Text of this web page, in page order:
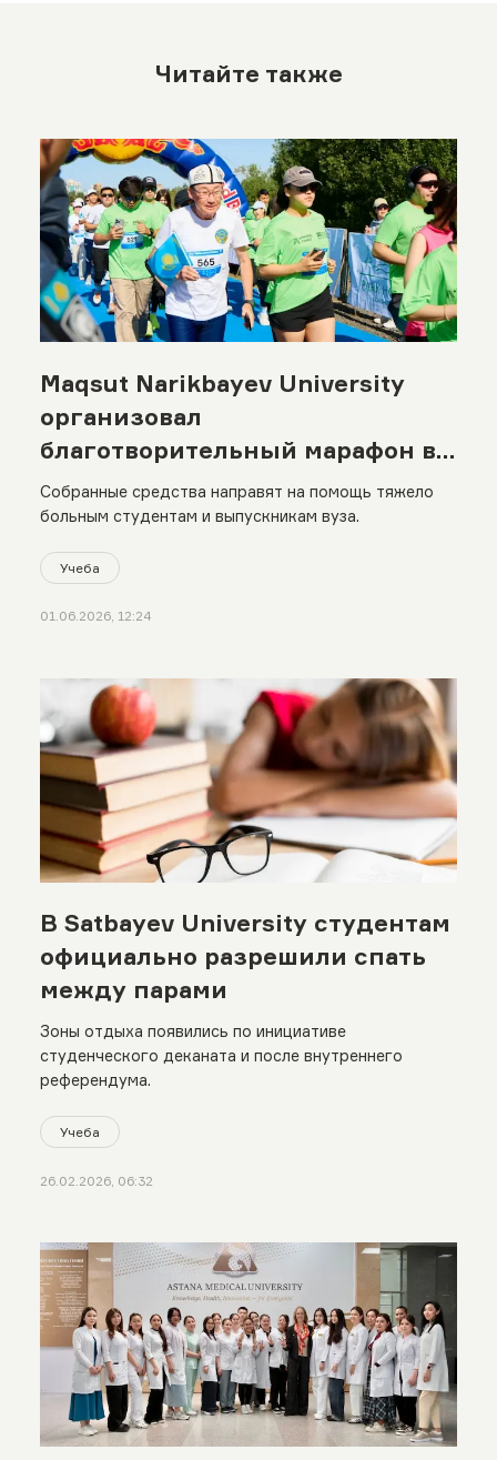
Читайте также
Maqsut Narikbayev University
организовал
благотворительный марафон в
Астане
Собранные средства направят на помощь тяжело
больным студентам и выпускникам вуза.
Учеба
01.06.2026, 12:24
В Satbayev University студентам
официально разрешили спать
между парами
Зоны отдыха появились по инициативе
студенческого деканата и после внутреннего
референдума.
Учеба
26.02.2026, 06:32